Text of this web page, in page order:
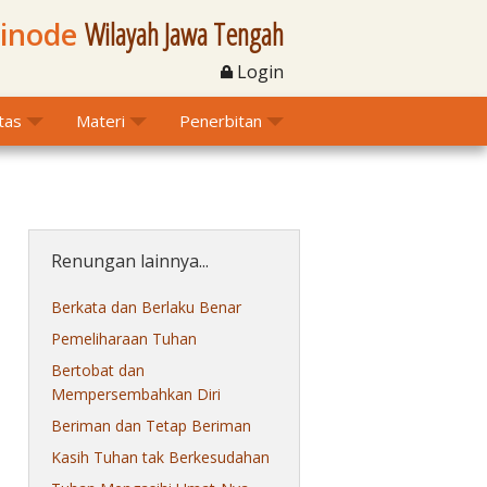
Wilayah Jawa Tengah
Login
Materi Penerbitan
Renungan lainnya...
Berkata dan Berlaku Benar
Pemeliharaan Tuhan
Bertobat dan
Mempersembahkan Diri
Beriman dan Tetap Beriman
Kasih Tuhan tak Berkesudahan